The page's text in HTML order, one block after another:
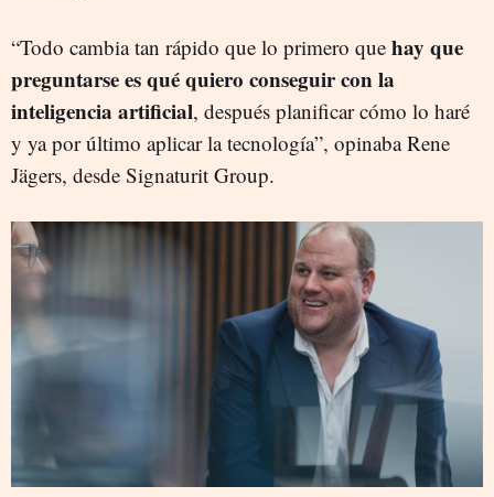
“Todo cambia tan rápido que lo primero que hay que
preguntarse es qué quiero conseguir con la
inteligencia artificial, después planificar cómo lo haré
y ya por último aplicar la tecnología”, opinaba Rene
Jägers, desde Signaturit Group.